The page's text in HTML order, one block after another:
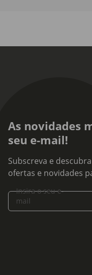
As novidades
seu e-mail!
Subscreva e
ofertas e novidades
Insira o seu e-
mail